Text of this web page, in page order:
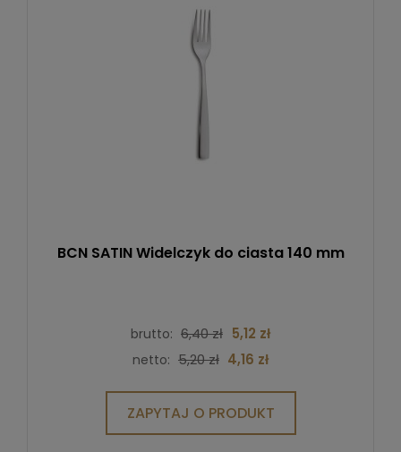
BCN SATIN Widelczyk do ciasta 140 mm
brutto: 6,40 zł 5,12 zł
netto: 5,20 zł 4,16 zł
ZAPYTAJ O PRODUKT